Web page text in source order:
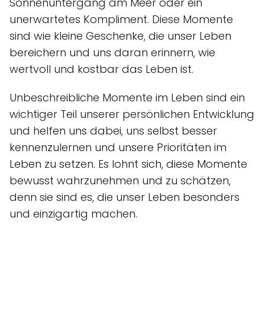
unerwartetes Kompliment. Diese Momente
sind wie kleine Geschenke, die unser Leben
bereichern und uns daran erinnern, wie
wertvoll und kostbar das Leben ist.
Unbeschreibliche Momente im Leben sind ein
wichtiger Teil unserer persönlichen Entwicklung
und helfen uns dabei, uns selbst besser
kennenzulernen und unsere Prioritäten im
Leben zu setzen. Es lohnt sich, diese Momente
bewusst wahrzunehmen und zu schätzen,
denn sie sind es, die unser Leben besonders
und einzigartig machen.